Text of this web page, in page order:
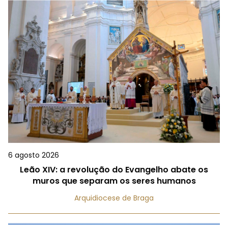
6 agosto 2026
Leão XIV: a revolução do Evangelho abate os
muros que separam os seres humanos
Arquidiocese de Braga